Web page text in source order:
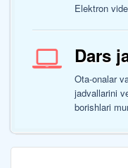
Elektron
Dars
Ota-onalar
jadvallarini
borishlari